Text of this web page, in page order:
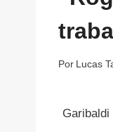
Por Lucas
Garibaldi